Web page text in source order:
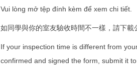
Vui lòng mở tệp đính kèm để xem chi tiết.
如同學與你的室友驗收時間不一樣，請下載
If your inspection time is different from
confirmed and signed the form, submit it